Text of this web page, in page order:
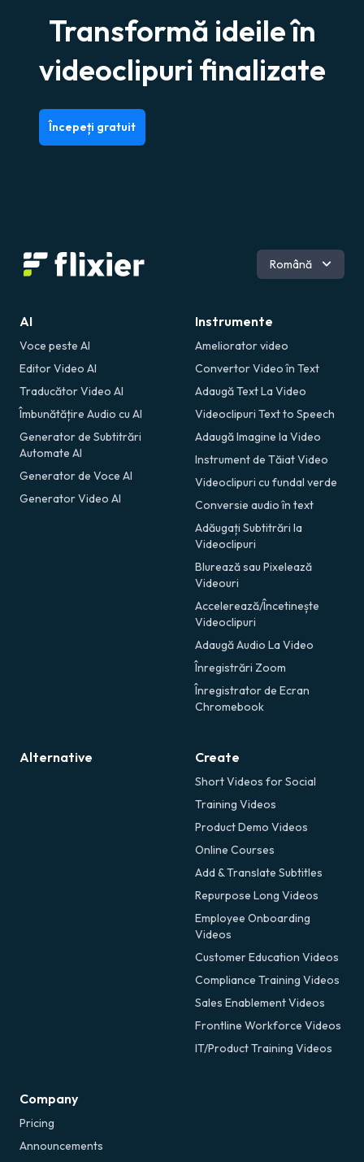
Transformă ideile în
videoclipuri finalizate
Începeți gratuit
Engleză
Română
AI
Voce peste AI
Editor Video AI
Traducător Video AI
Îmbunătățire Audio cu AI
Generator de Subtitrări
Automate AI
Generator de Voce AI
Generator Video AI
Instrumente
Ameliorator video
Convertor Video în Text
Adaugă Text La Video
Videoclipuri Text to Speech
Adaugă Imagine la Video
Instrument de Tăiat Video
Videoclipuri cu fundal verde
Conversie audio în text
Adăugați Subtitrări la
Videoclipuri
Blurează sau Pixelează
Videouri
Accelerează/Încetinește
Videoclipuri
Adaugă Audio La Video
Înregistrări Zoom
Înregistrator de Ecran
Chromebook
Alternative Create
Short Videos for Social
Training Videos
Product Demo Videos
Online Courses
Add & Translate Subtitles
Repurpose Long Videos
Employee Onboarding
Videos
Customer Education Videos
Compliance Training Videos
Sales Enablement Videos
Frontline Workforce Videos
IT/Product Training Videos
Company
Pricing
Announcements